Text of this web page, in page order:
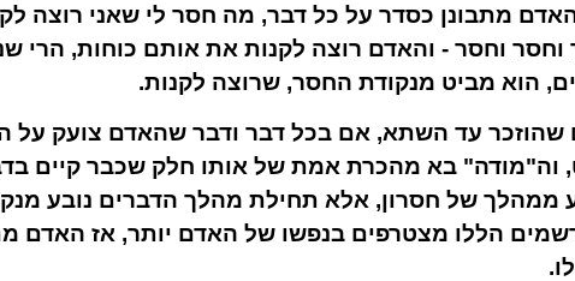
מתבונן כסדר על כל דבר, מה חסר לי שאני רוצה
וחסר וחסר - והאדם רוצה לקנות את אותם כוחות,
הוא מביט מנקודת החסר, שרוצה לקנות.
עד השתא, אם בכל דבר ודבר שהאדם צועק על
וה"מודה" בא מהכרת אמת של אותו חלק שכבר קיים
ממהלך של חסרון, אלא תחילת מהלך הדברים נובע
הללו מצטרפים בנפשו של האדם יותר, אז האדם